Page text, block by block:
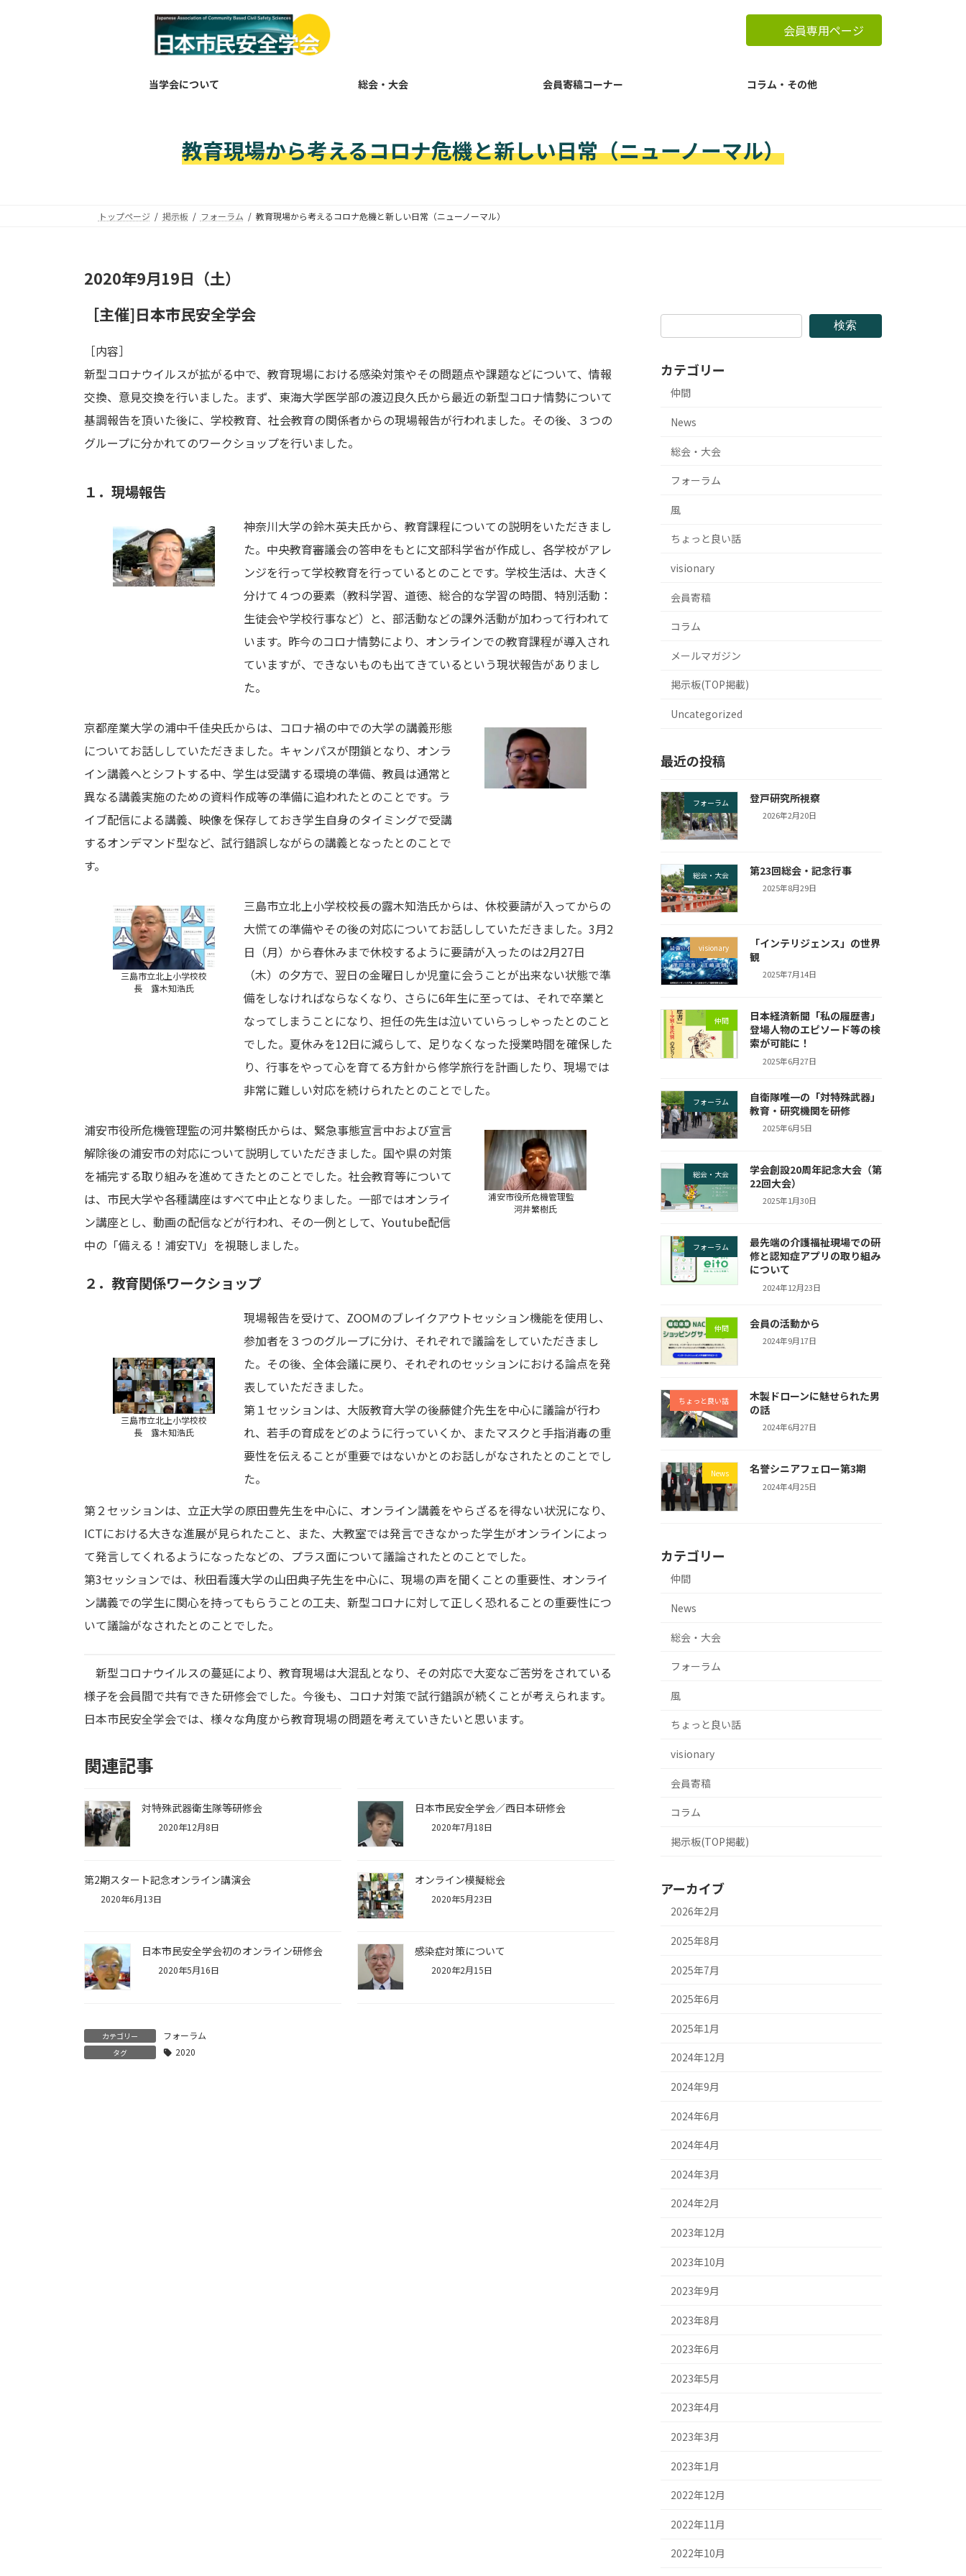
会員専用ページ
当学会について 総会・大会 会員寄稿コーナー コラム・その他
教育現場から考えるコロナ危機と新しい日常（ニューノーマル）
トップページ 掲示板 フォーラム 教育現場から考えるコロナ危機と新しい日常（ニューノーマル）
2020年9月19日（土）
［主催]日本市民安全学会
［内容］
新型コロナウイルスが拡がる中で、教育現場における感染対策やその問題点や課題などについて、情報
交換、意見交換を行いました。まず、東海大学医学部の渡辺良久氏から最近の新型コロナ情勢について
基調報告を頂いた後に、学校教育、社会教育の関係者からの現場報告が行われました。その後、３つの
グループに分かれてのワークショップを行いました。
１．現場報告
神奈川大学の鈴木英夫氏から、教育課程についての説明をいただきまし
た。中央教育審議会の答申をもとに文部科学省が作成し、各学校がアレ
ンジを行って学校教育を行っているとのことです。学校生活は、大きく
分けて４つの要素（教科学習、道徳、総合的な学習の時間、特別活動：
生徒会や学校行事など）と、部活動などの課外活動が加わって行われて
います。昨今のコロナ情勢により、オンラインでの教育課程が導入され
ていますが、できないものも出てきているという現状報告がありまし
た。
京都産業大学の浦中千佳央氏からは、コロナ禍の中での大学の講義形態
についてお話ししていただきました。キャンパスが閉鎖となり、オンラ
イン講義へとシフトする中、学生は受講する環境の準備、教員は通常と
異なる講義実施のための資料作成等の準備に追われたとのことです。ラ
イブ配信による講義、映像を保存しておき学生自身のタイミングで受講
するオンデマンド型など、試行錯誤しながらの講義となったとのことで
す。
三島市立北上小学校校
長 露木知浩氏
三島市立北上小学校校長の露木知浩氏からは、休校要請が入ってからの
大慌ての準備やその後の対応についてお話ししていただきました。3月2
日（月）から春休みまで休校するように要請が入ったのは2月27日
（木）の夕方で、翌日の金曜日しか児童に会うことが出来ない状態で準
備をしなければならなくなり、さらに6年生に至っては、それで卒業と
なってしまうことになり、担任の先生は泣いていらっしゃったとのこと
でした。夏休みを12日に減らして、足りなくなった授業時間を確保した
り、行事をやって心を育てる方針から修学旅行を計画したり、現場では
非常に難しい対応を続けられたとのことでした。
浦安市役所危機管理監の河井繁樹氏からは、緊急事態宣言中および宣言
解除後の浦安市の対応について説明していただきました。国や県の対策
を補完する取り組みを進めてきたとのことでした。社会教育等について
は、市民大学や各種講座はすべて中止となりました。一部ではオンライ
ン講座とし、動画の配信などが行われ、その一例として、Youtube配信
中の「備える！浦安TV」を視聴しました。
浦安市役所危機管理監
河井繁樹氏
２．教育関係ワークショップ
三島市立北上小学校校
長 露木知浩氏
現場報告を受けて、ZOOMのブレイクアウトセッション機能を使用し、
参加者を３つのグループに分け、それぞれで議論をしていただきまし
た。その後、全体会議に戻り、それぞれのセッションにおける論点を発
表していただきました。
第１セッションは、大阪教育大学の後藤健介先生を中心に議論が行わ
れ、若手の育成をどのように行っていくか、またマスクと手指消毒の重
要性を伝えることが重要ではないかとのお話しがなされたとのことでし
た。
第２セッションは、立正大学の原田豊先生を中心に、オンライン講義をやらざるを得ない状況になり、
ICTにおける大きな進展が見られたこと、また、大教室では発言できなかった学生がオンラインによっ
て発言してくれるようになったなどの、プラス面について議論されたとのことでした。
第3セッションでは、秋田看護大学の山田典子先生を中心に、現場の声を聞くことの重要性、オンライ
ン講義での学生に関心を持ってもらうことの工夫、新型コロナに対して正しく恐れることの重要性につ
いて議論がなされたとのことでした。
新型コロナウイルスの蔓延により、教育現場は大混乱となり、その対応で大変なご苦労をされている
様子を会員間で共有できた研修会でした。今後も、コロナ対策で試行錯誤が続くことが考えられます。
日本市民安全学会では、様々な角度から教育現場の問題を考えていきたいと思います。
関連記事
対特殊武器衛生隊等研修会
2020年12月8日
日本市民安全学会／西日本研修会
2020年7月18日
第2期スタート記念オンライン講演会
2020年6月13日
オンライン模擬総会
2020年5月23日
日本市民安全学会初のオンライン研修会
2020年5月16日
感染症対策について
2020年2月15日
カテゴリー フォーラム
タグ 2020
検索
カテゴリー
仲間
News
総会・大会
フォーラム
風
ちょっと良い話
visionary
会員寄稿
コラム
メールマガジン
掲示板(TOP掲載)
Uncategorized
最近の投稿
フォーラム 登戸研究所視察
2026年2月20日
総会・大会 第23回総会・記念行事
2025年8月29日
visionary
「インテリジェンス」の世界
観
2025年7月14日
仲間
日本経済新聞「私の履歴書」
登場人物のエピソード等の検
索が可能に！
2025年6月27日
フォーラム
自衛隊唯一の「対特殊武器」
教育・研究機関を研修
2025年6月5日
総会・大会
学会創設20周年記念大会（第
22回大会）
2025年1月30日
フォーラム
最先端の介護福祉現場での研
修と認知症アプリの取り組み
について
2024年12月23日
仲間 会員の活動から
2024年9月17日
ちょっと良い話
木製ドローンに魅せられた男
の話
2024年6月27日
News 名誉シニアフェロー第3期
2024年4月25日
カテゴリー
仲間
News
総会・大会
フォーラム
風
ちょっと良い話
visionary
会員寄稿
コラム
掲示板(TOP掲載)
アーカイブ
2026年2月
2025年8月
2025年7月
2025年6月
2025年1月
2024年12月
2024年9月
2024年6月
2024年4月
2024年3月
2024年2月
2023年12月
2023年10月
2023年9月
2023年8月
2023年6月
2023年5月
2023年4月
2023年3月
2023年1月
2022年12月
2022年11月
2022年10月